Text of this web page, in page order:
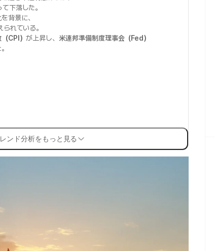
下落した。
背景に、
られている。
（CPI）が上昇し、 米連邦準備制度理事会（Fed）
ンド分析をもっと見る